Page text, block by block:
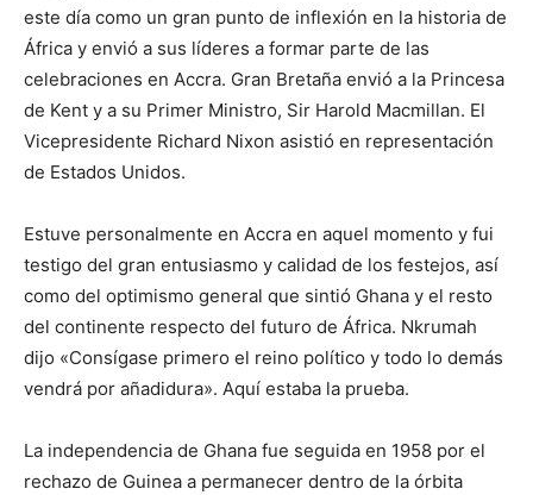
este día como un gran punto de inflexión en la historia de
África y envió a sus líderes a formar parte de las
celebraciones en Accra. Gran Bretaña envió a la Princesa
de Kent y a su Primer Ministro, Sir Harold Macmillan. El
Vicepresidente Richard Nixon asistió en representación
de Estados Unidos.
Estuve personalmente en Accra en aquel momento y fui
testigo del gran entusiasmo y calidad de los festejos, así
como del optimismo general que sintió Ghana y el resto
del continente respecto del futuro de África. Nkrumah
dijo «Consígase primero el reino político y todo lo demás
vendrá por añadidura». Aquí estaba la prueba.
La independencia de Ghana fue seguida en 1958 por el
rechazo de Guinea a permanecer dentro de la órbita